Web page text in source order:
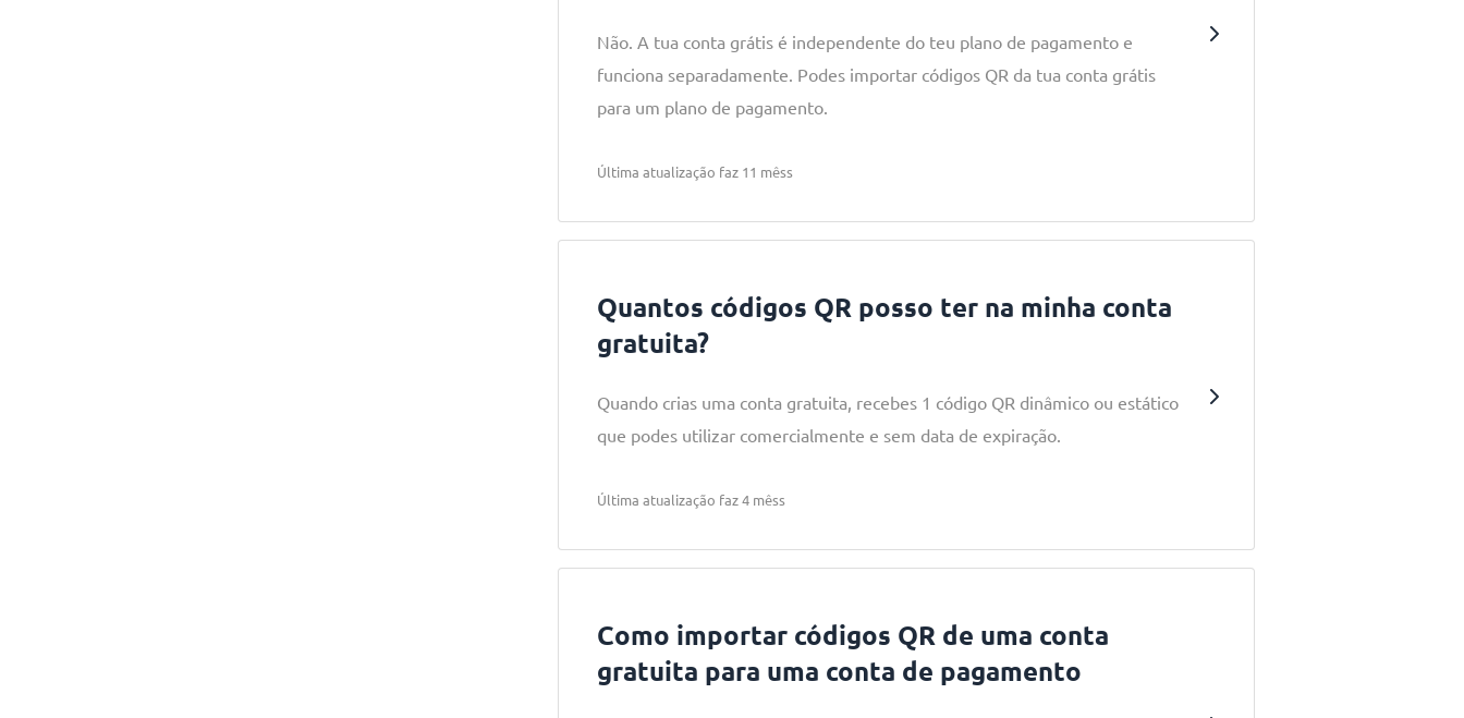
Não. A tua conta grátis é independente do teu plano de pagamento e
funciona separadamente. Podes importar códigos QR da tua conta grátis
para um plano de pagamento.
Última atualização faz 11 mêss
Quantos códigos QR posso ter na minha conta
gratuita?
Quando crias uma conta gratuita, recebes 1 código QR dinâmico ou estático
que podes utilizar comercialmente e sem data de expiração.
Última atualização faz 4 mêss
Como importar códigos QR de uma conta
gratuita para uma conta de pagamento